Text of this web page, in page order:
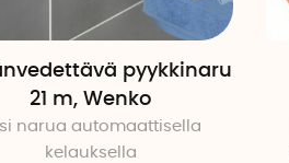
pyykkinaru
21 m, Wenko
narua automaattisella
kelauksella